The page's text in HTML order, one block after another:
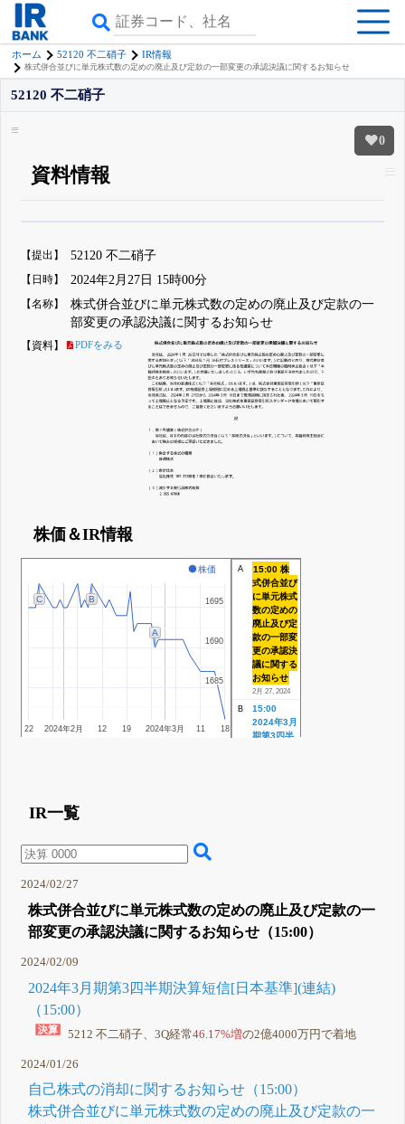
ホーム 52120 不二硝子 IR情報
株式併合並びに単元株式数の定めの廃止及び定款の一部変更の承認決議に関するお知らせ
0
52120 不二硝子
資料情報
くできる
無料でβ版をはじめる
登録すると永久30%OFFと米株版の先行利用も付きます
【提出】 52120 不二硝子
【日時】 2024年2月27日 15時00分
【名称】
株式併合並びに単元株式数の定めの廃止及び定款の一
部変更の承認決議に関するお知らせ
【資料】 PDFをみる
株価＆IR情報
株価
2024年2月 2024年3月
22 12 19 11 18
1685
1685
1690
1690
1695
1695
C B
A
A
15:00 株
式併合並び
に単元株式
数の定めの
廃止及び定
款の一部変
更の承認決
議に関する
お知らせ
2月 27, 2024
B
15:00
2024年3月
期第3四半
の定めの廃
止及び定款
の一部変更
IR一覧
2024/02/27
株式併合並びに単元株式数の定めの廃止及び定款の一
部変更の承認決議に関するお知らせ（15:00）
2024/02/09
2024年3月期第3四半期決算短信[日本基準](連結)
（15:00）
5212 不二硝子、3Q経常46.17%増の2億4000万円で着地
2024/01/26
自己株式の消却に関するお知らせ（15:00）
株式併合並びに単元株式数の定めの廃止及び定款の一